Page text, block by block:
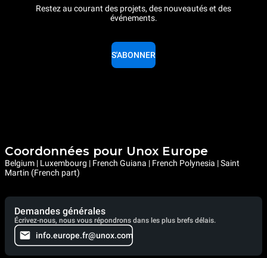
Restez au courant des projets, des nouveautés et des
événements.
S'ABONNER
Coordonnées pour Unox Europe
Belgium | Luxembourg | French Guiana | French Polynesia | Saint
Martin (French part)
Demandes générales
Écrivez-nous, nous vous répondrons dans les plus brefs délais.
info.europe.fr@unox.com